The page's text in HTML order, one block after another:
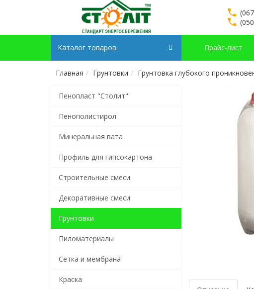
Каталог товаров Прайс-лист
Главная Грунтовки Грунтовка глубокого
Пенопласт "Столит"
Пенополистирол
Минеральная вата
Профиль для гипсокартона
Строительные смеси
Декоративные смеси
Грунтовки
Пиломатериалы
Сетка и мембрана
Краска